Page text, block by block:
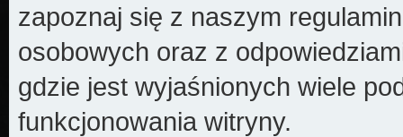
zapoznaj się z naszym
osobowych oraz z
gdzie jest wyjaśnionych wiele
funkcjonowania witryny.